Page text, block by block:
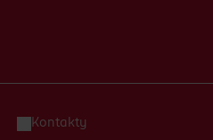
Kontakty